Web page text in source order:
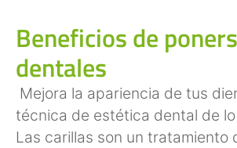
Beneficios de
dentales
Mejora la apariencia de tus
técnica de estética dental de
Las carillas son un tratamiento